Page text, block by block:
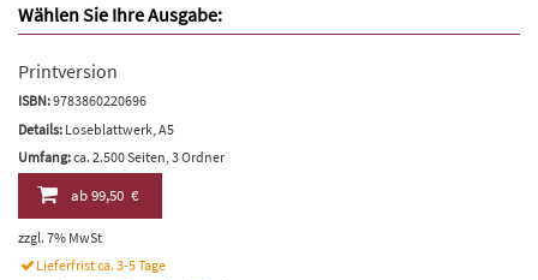
Wählen Sie Ihre Ausgabe:
Printversion
ISBN:9783860220696
Details: Loseblattwerk, A5
Umfang:ca. 2.500 Seiten, 3 Ordner
ab99,50 €
zzgl. 7% MwSt
Lieferfrist ca. 3-5 Tage